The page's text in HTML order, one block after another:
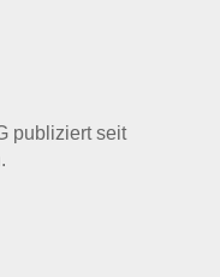
publiziert seit